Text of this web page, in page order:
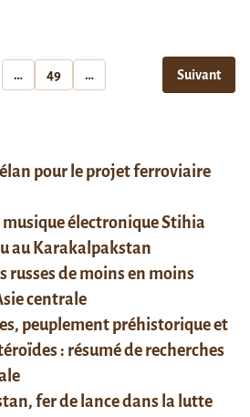
… 49 … Suivant
pour le projet ferroviaire
musique électronique Stihia
au Karakalpakstan
russes de moins en moins
centrale
peuplement préhistorique et
: résumé de recherches
fer de lance dans la lutte